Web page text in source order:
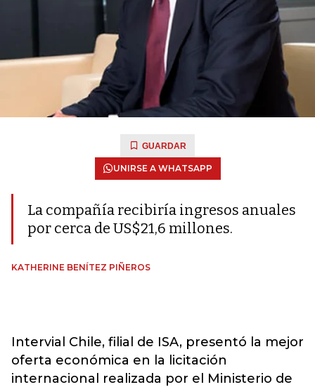
GUARDAR
UNIRSE A WHATSAPP
La compañía recibiría ingresos anuales
por cerca de US$21,6 millones.
KATHERINE BENÍTEZ PIÑEROS
Intervial Chile, filial de ISA, presentó la mejor
oferta económica en la licitación
internacional realizada por el Ministerio de